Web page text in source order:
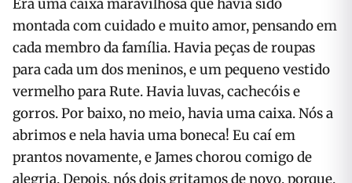
Era uma caixa maravilhosa que havia sido
montada com cuidado e muito amor, pensando em
cada membro da família. Havia peças de roupas
para cada um dos meninos, e um pequeno vestido
vermelho para Rute. Havia luvas, cachecóis e
gorros. Por baixo, no meio, havia uma caixa. Nós a
abrimos e nela havia uma boneca! Eu caí em
prantos novamente, e James chorou comigo de
alegria. Depois, nós dois gritamos de novo, porque,